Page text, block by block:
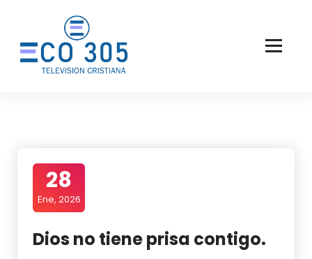
contenido
28
Ene, 2026
Dios no tiene prisa contigo.